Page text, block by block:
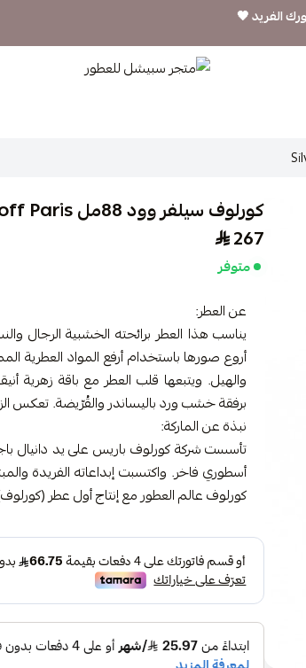
الفريد 🖤
كورلوف سيلفر وود 88مل Silver Wood Korloff Paris
267
متوفر
عن العطر:
أروع صورها باستخدام أرفع المواد العطرية
والهيل. ويتبعها قلب العطر مع باقة زهرية
برفقة خشب ورد باليساندر والقُرّيضة. تعكس
نبذة عن الماركة:
أسطوري فاخر. واكتسبت إبداعاته الفريدة
كورلوف عالم العطور مع إنتاج أول عطر